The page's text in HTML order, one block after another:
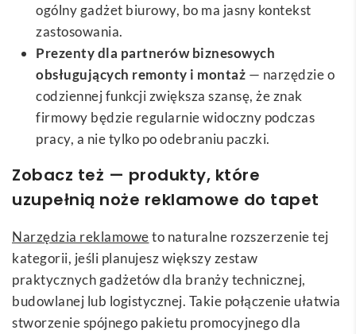
ogólny gadżet biurowy, bo ma jasny kontekst
zastosowania.
Prezenty dla partnerów biznesowych
obsługujących remonty i montaż — narzędzie o
codziennej funkcji zwiększa szansę, że znak
firmowy będzie regularnie widoczny podczas
pracy, a nie tylko po odebraniu paczki.
Zobacz też — produkty, które
uzupełnią noże reklamowe do tapet
Narzędzia reklamoweto naturalne rozszerzenie tej
kategorii, jeśli planujesz większy zestaw
praktycznych gadżetów dla branży technicznej,
budowlanej lub logistycznej. Takie połączenie ułatwia
stworzenie spójnego pakietu promocyjnego dla